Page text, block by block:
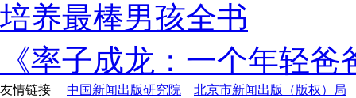
培养最棒男孩全书
《率子成龙：一个年轻
友情链接 中国新闻出版研究院
北京市新闻出版（版权）局